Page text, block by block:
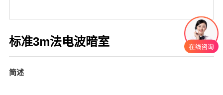
标准3m法电波暗室
简述